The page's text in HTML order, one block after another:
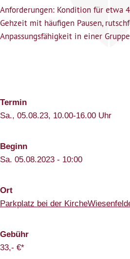
Anforderungen: Kondition für etwa
Gehzeit mit häufigen Pausen,
Anpassungsfähigkeit in einer
Termin
Sa., 05.08.23, 10.00-16.00 Uhr
Beginn
Sa. 05.08.2023 - 10:00
Ort
Parkplatz bei der
Gebühr
33,- €*